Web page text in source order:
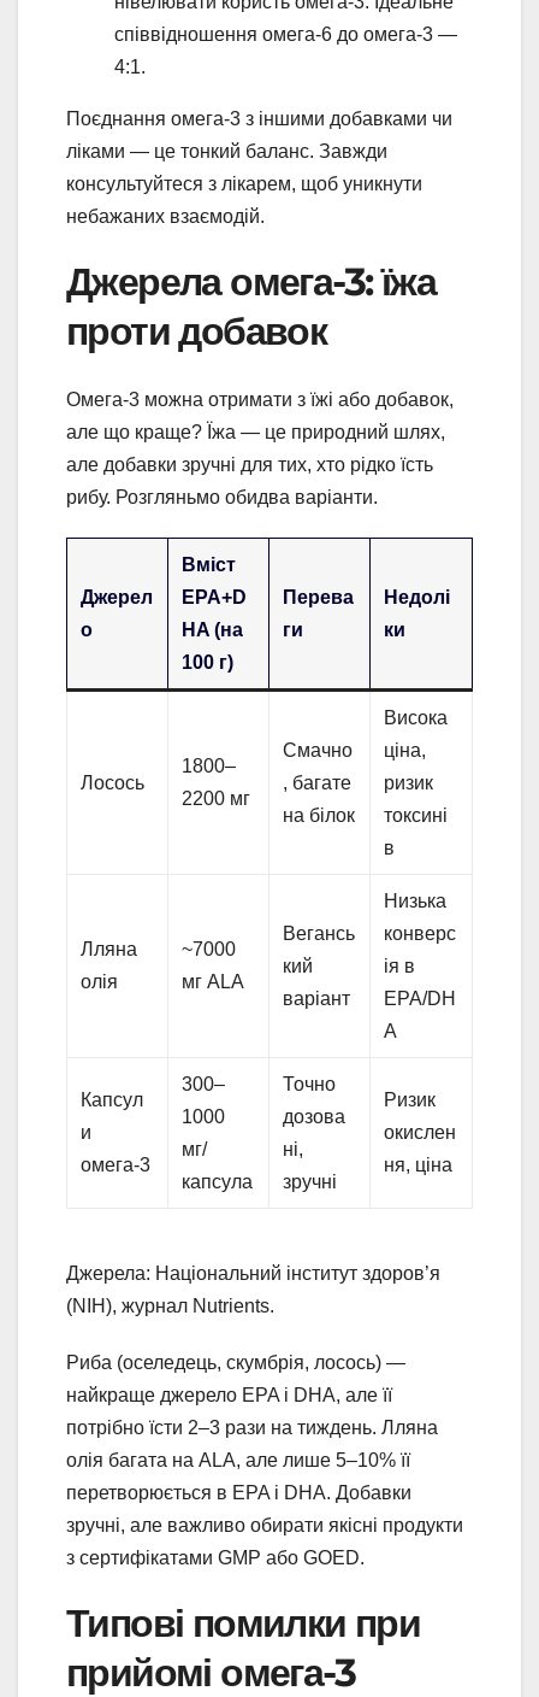
співвідношення омега-6 до омега-3 —
4:1.
Поєднання омега-3 з іншими добавками чи
ліками — це тонкий баланс. Завжди
консультуйтеся з лікарем, щоб уникнути
небажаних взаємодій.
Джерела омега-3: їжа
проти добавок
Омега-3 можна отримати з їжі або добавок,
але що краще? Їжа — це природний шлях,
але добавки зручні для тих, хто рідко їсть
рибу. Розгляньмо обидва варіанти.
Джерел
о
Вміст
EPA+D
HA (на
100 г)
Перева
ги
Недолі
ки
Лосось
1800–
2200 мг
Смачно
, багате
на білок
Висока
ціна,
ризик
токсині
в
Лляна
олія
~7000
мг ALA
Вегансь
кий
варіант
Низька
конверс
ія в
EPA/DH
A
Капсул
и
омега-3
300–
1000
мг/
капсула
Точно
дозова
ні,
зручні
Ризик
окислен
ня, ціна
Джерела: Національний інститут здоров’я
(NIH), журнал Nutrients.
Риба (оселедець, скумбрія, лосось) —
найкраще джерело EPA і DHA, але її
потрібно їсти 2–3 рази на тиждень. Лляна
олія багата на ALA, але лише 5–10% її
перетворюється в EPA і DHA. Добавки
зручні, але важливо обирати якісні продукти
з сертифікатами GMP або GOED.
Типові помилки при
прийомі омега-3